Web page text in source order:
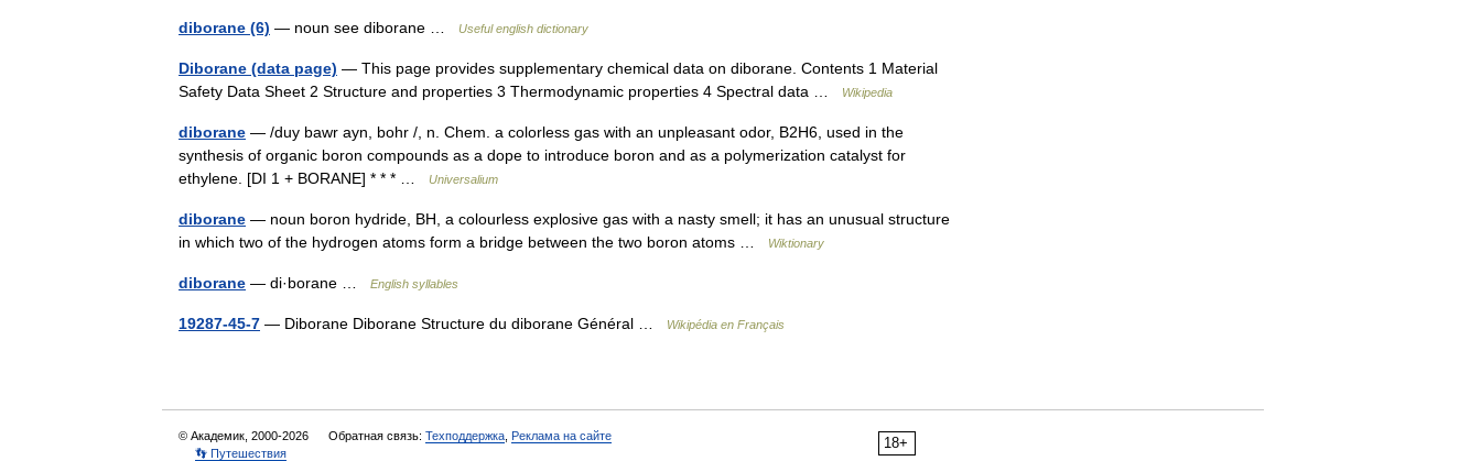
diborane (6) — noun see diborane … Useful english dictionary
Diborane (data page) — This page provides supplementary chemical data on diborane. Contents 1 Material
Safety Data Sheet 2 Structure and properties 3 Thermodynamic properties 4 Spectral data …
Wikipedia
diborane — /duy bawr ayn, bohr /, n. Chem. a colorless gas with an unpleasant odor, B2H6, used in the
synthesis of organic boron compounds as a dope to introduce boron and as a polymerization catalyst for
ethylene. [DI 1 + BORANE] * * * …
Universalium
diborane — noun boron hydride, BH, a colourless explosive gas with a nasty smell; it has an unusual structure
in which two of the hydrogen atoms form a bridge between the two boron atoms …
Wiktionary
diborane — di·borane … English syllables
19287-45-7 — Diborane Diborane Structure du diborane Général … Wikipédia en Français
18+
© Академик, 2000-2026 Обратная связь: Техподдержка Реклама на сайте
👣 Путешествия